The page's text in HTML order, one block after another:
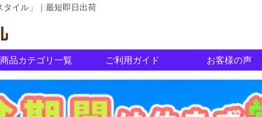
イル」｜最短即日出荷
商品カテゴリ一覧 ご利用ガイド お客様の声